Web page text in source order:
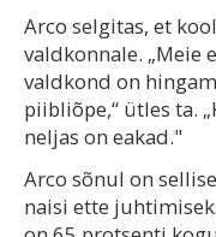
Arco selgitas, et
valdkonnale. „Meie
valdkond on
piibliõpe,“ ütles ta.
neljas on eakad."
Arco sõnul on
naisi ette